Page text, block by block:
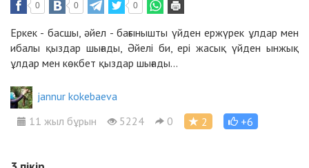
0 0 0
Еркек - басшы, әйел - бағынышты үйден ержүрек ұлдар мен
ибалы қыздар шығады, Әйелі би, ерi жасық үйден ынжық
ұлдар мен көкбет қыздар шығады...
jannur kokebaeva
11 жыл бұрын
5224 0 2 +6